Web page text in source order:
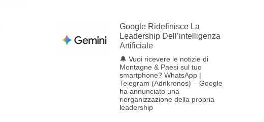
Google Ridefinisce La
Leadership Dell’intelligenza
Artificiale
🔔 Vuoi ricevere le notizie di
Montagne & Paesi sul tuo
smartphone? WhatsApp |
Telegram (Adnkronos) – Google
ha annunciato una
riorganizzazione della propria
leadership